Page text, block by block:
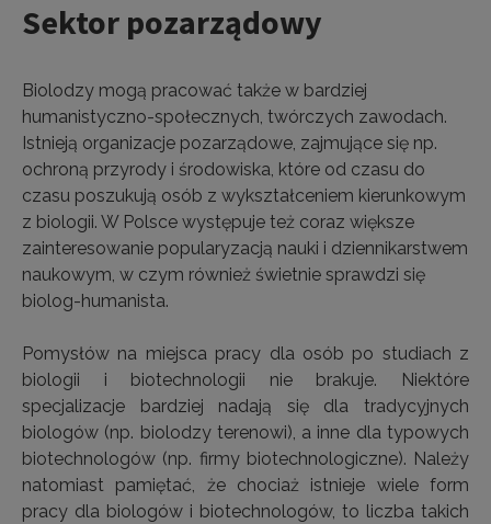
Sektor pozarządowy
Biolodzy mogą pracować także w bardziej
humanistyczno-społecznych, twórczych zawodach.
Istnieją organizacje pozarządowe, zajmujące się np.
ochroną przyrody i środowiska, które od czasu do
czasu poszukują osób z wykształceniem kierunkowym
z biologii. W Polsce występuje też coraz większe
zainteresowanie popularyzacją nauki i dziennikarstwem
naukowym, w czym również świetnie sprawdzi się
biolog-humanista.
Pomysłów na miejsca pracy dla osób po studiach z
biologii i biotechnologii nie brakuje. Niektóre
specjalizacje bardziej nadają się dla tradycyjnych
biologów (np. biolodzy terenowi), a inne dla typowych
biotechnologów (np. firmy biotechnologiczne). Należy
natomiast pamiętać, że chociaż istnieje wiele form
pracy dla biologów i biotechnologów, to liczba takich